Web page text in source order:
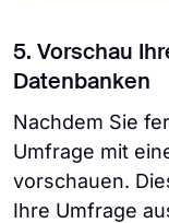
5. Vorschau
Datenbanken
Nachdem Sie
Umfrage mit
vorschauen.
Ihre Umfrage